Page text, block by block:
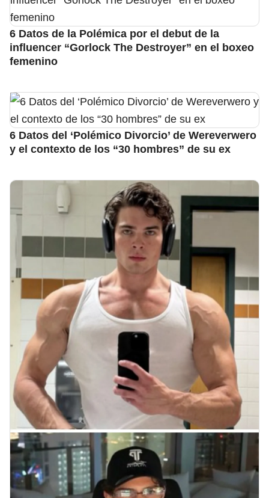
6 Datos de la Polémica por el debut de la
influencer “Gorlock The Destroyer” en el boxeo
femenino
6 Datos del ‘Polémico Divorcio’ de Wereverwero
y el contexto de los “30 hombres” de su ex